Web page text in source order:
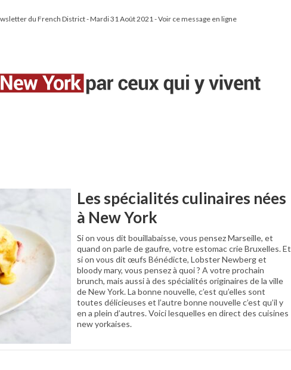
du French District - Mardi 31 Août 2021 - Voir ce message en ligne
Les spécialités culinaires nées
à New York
Si on vous dit bouillabaisse, vous pensez Marseille, et
quand on parle de gaufre, votre estomac crie Bruxelles. Et
si on vous dit œufs Bénédicte, Lobster Newberg et
bloody mary, vous pensez à quoi ? A votre prochain
brunch, mais aussi à des spécialités originaires de la ville
de New York. La bonne nouvelle, c’est qu’elles sont
toutes délicieuses et l’autre bonne nouvelle c’est qu’il y
en a plein d’autres. Voici lesquelles en direct des cuisines
new yorkaises.